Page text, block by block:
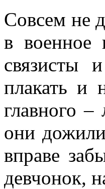
Совсем не
в военное
связисты
плакать и
главного
они
вправе
девчонок,